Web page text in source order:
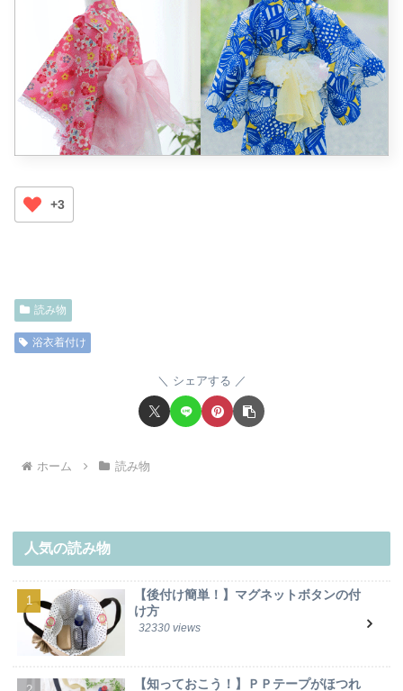
+3
読み物
浴衣着付け
シェアする
ホーム 読み物
人気の読み物
【後付け簡単！】マグネットボタンの付
け方
32330 views
【知っておこう！】ＰＰテープがほつれ